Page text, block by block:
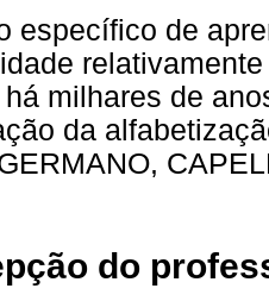
específico de
milhares de
da
do